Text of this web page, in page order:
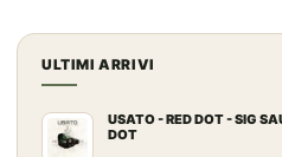
ULTIMI ARRIVI
USATO - RED DOT - SIG
DOT